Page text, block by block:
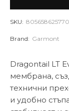
Dragontail LT
мембрана,
технични
и удобно
SKU:
Brand: Garmont